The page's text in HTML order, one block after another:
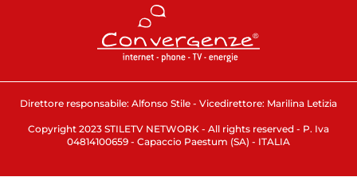
Direttore responsabile: Alfonso Stile - Vicedirettore: Marilina Letizia
Copyright 2023 STILETV NETWORK - All rights reserved - P. Iva
04814100659 - Capaccio Paestum (SA) - ITALIA